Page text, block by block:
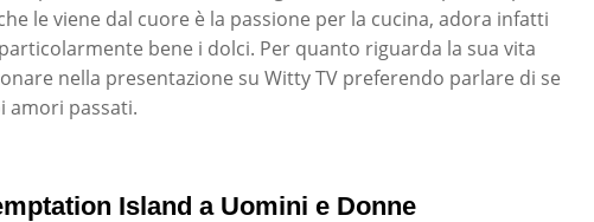
le viene dal cuore è la passione per la cucina, adora infatti
bene i dolci. Per quanto riguarda la sua vita
nella presentazione su Witty TV preferendo parlare di se
amori passati.
Island a Uomini e Donne